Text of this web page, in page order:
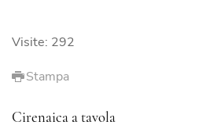
Visite: 292
Stampa
Cirenaica a tavola